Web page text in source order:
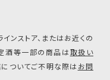
ンストア、 またはお近くの
酒等一部の商品は取扱い
ついてご不明な際は お問